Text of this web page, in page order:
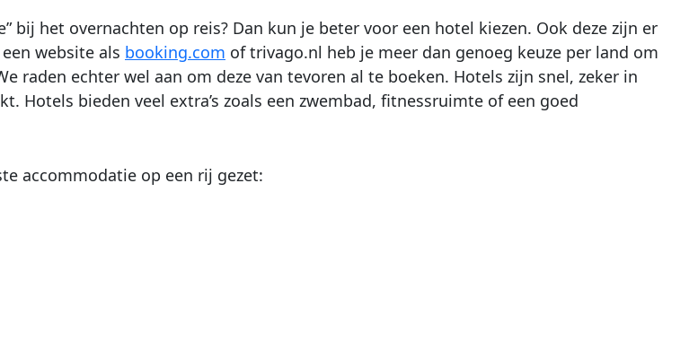
bij het overnachten op reis? Dan kun je beter voor een hotel kiezen. Ook deze zijn er
website als booking.com of trivago.nl heb je meer dan genoeg keuze per land om
raden echter wel aan om deze van tevoren al te boeken. Hotels zijn snel, zeker in
Hotels bieden veel extra’s zoals een zwembad, fitnessruimte of een goed
accommodatie op een rij gezet: